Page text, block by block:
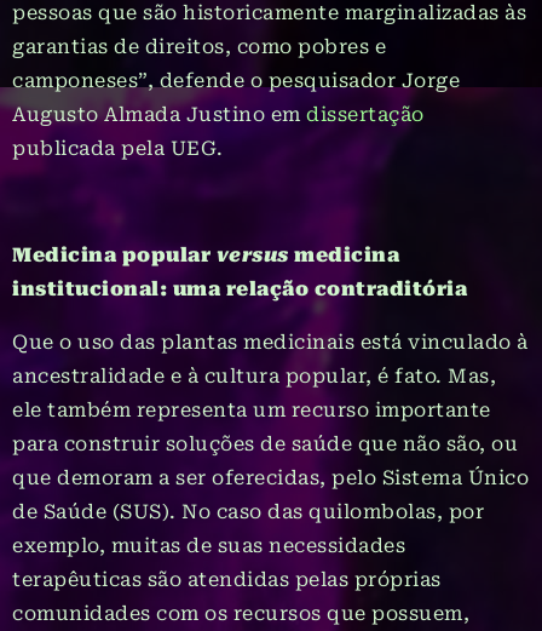
pessoas que são historicamente marginalizadas às
garantias de direitos, como pobres e
camponeses”, defende o pesquisador Jorge
Augusto Almada Justino em dissertação
publicada pela UEG.
Medicina popular versus medicina
institucional: uma relação contraditória
Que o uso das plantas medicinais está vinculado à
ancestralidade e à cultura popular, é fato. Mas,
ele também representa um recurso importante
para construir soluções de saúde que não são, ou
que demoram a ser oferecidas, pelo Sistema Único
de Saúde (SUS). No caso das quilombolas, por
exemplo, muitas de suas necessidades
terapêuticas são atendidas pelas próprias
comunidades com os recursos que possuem,